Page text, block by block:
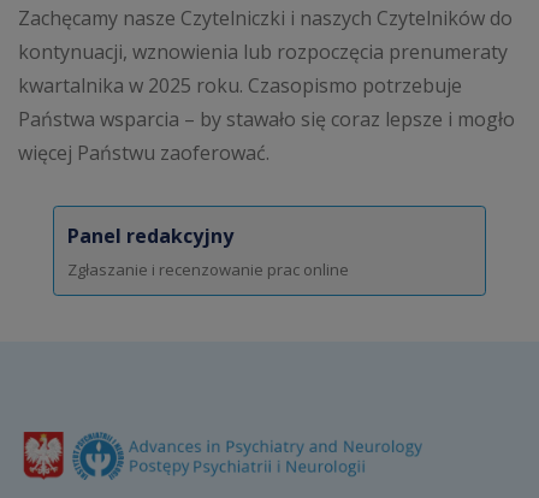
Zachęcamy nasze Czytelniczki i naszych Czytelników do
kontynuacji, wznowienia lub rozpoczęcia prenumeraty
kwartalnika w 2025 roku. Czasopismo potrzebuje
Państwa wsparcia – by stawało się coraz lepsze i mogło
więcej Państwu zaoferować.
Panel redakcyjny
Zgłaszanie i recenzowanie prac online